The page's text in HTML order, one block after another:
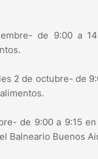
de 9:00 a
2 de octubre- de
de 9:00 a 9:15
Balneario Buenos